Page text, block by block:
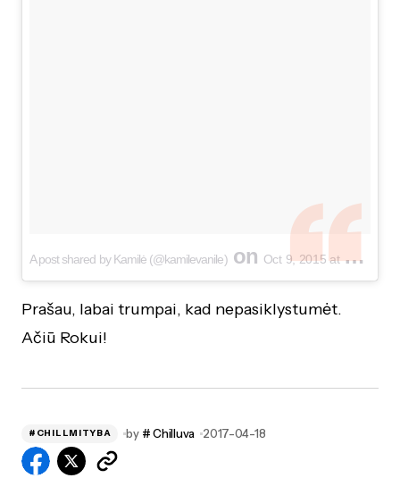
A post shared by Kamilė (@kamilevanile)on Oct 9, 2015 at 11:18am PDT
Prašau, labai trumpai, kad nepasiklystumėt.
Ačiū Rokui!
#CHILLMITYBA by # Chilluva 2017-04-18